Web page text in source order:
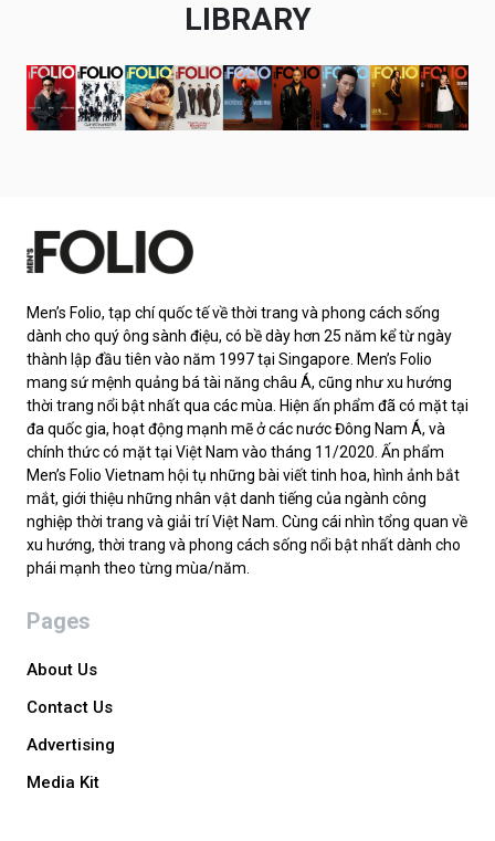
LIBRARY
Men’s Folio, tạp chí quốc tế về thời trang và phong cách sống
dành cho quý ông sành điệu, có bề dày hơn 25 năm kể từ ngày
thành lập đầu tiên vào năm 1997 tại Singapore. Men’s Folio
mang sứ mệnh quảng bá tài năng châu Á, cũng như xu hướng
thời trang nổi bật nhất qua các mùa. Hiện ấn phẩm đã có mặt tại
đa quốc gia, hoạt động mạnh mẽ ở các nước Đông Nam Á, và
chính thức có mặt tại Việt Nam vào tháng 11/2020. Ấn phẩm
Men’s Folio Vietnam hội tụ những bài viết tinh hoa, hình ảnh bắt
mắt, giới thiệu những nhân vật danh tiếng của ngành công
nghiệp thời trang và giải trí Việt Nam. Cùng cái nhìn tổng quan về
xu hướng, thời trang và phong cách sống nổi bật nhất dành cho
phái mạnh theo từng mùa/năm.
Pages
About Us
Contact Us
Advertising
Media Kit